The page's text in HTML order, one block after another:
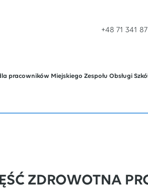
+48 71 341
Miejskiego Zespołu Obsługi
ZDROWOTNA